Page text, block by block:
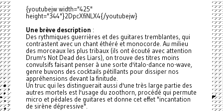
{youtubejw width="425"
height="344"}2DpcXfiNLX4{/youtubejw}
Une brève description :
Des rythmiques guerrières et des guitares tremblantes, qui
contrastent avec un chant éthéré et monocorde. Au milieu
des morceaux les plus tribaux (ils ont écouté avec attention
Drum's Not Dead des Liars), on trouve des titres moins
convulsifs faisant penser à une sorte d'italo-dance no-wave,
genre buvons des cocktails pétillants pour dissiper nos
appréhensions devant la finitude.
Un truc qui les distinguerait aussi d'une très large partie des
autres mortels est l'usage du zoothorn, procédé qui permute
micro et pédales de guitares et donne cet effet "incantation
de sirène dépressive".